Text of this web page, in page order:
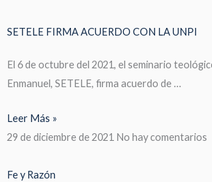
SETELE FIRMA ACUERDO CON LA UNPI
El 6 de octubre del 2021, el seminario
Enmanuel, SETELE, firma acuerdo de …
Leer Más »
29 de diciembre de 2021 No hay comentarios
Fe y Razón